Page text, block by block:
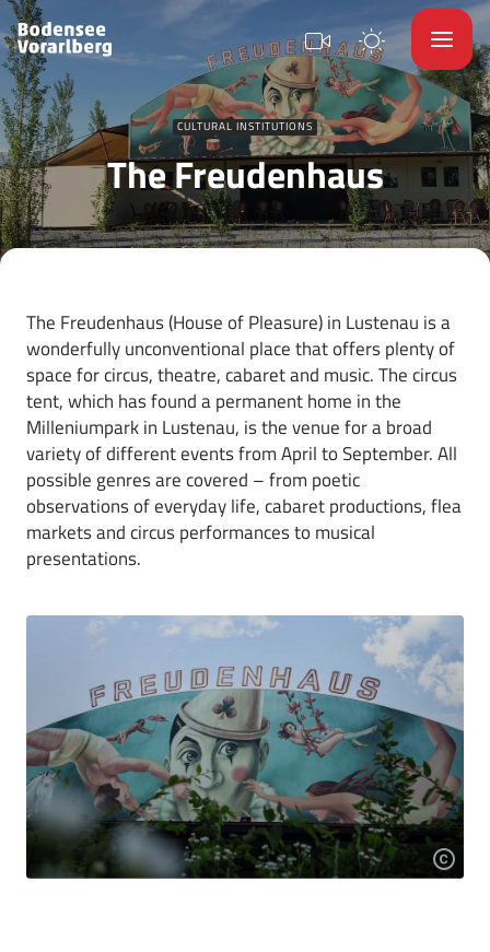
CULTURAL INSTITUTIONS
The Freudenhaus
The Freudenhaus (House of Pleasure) in Lustenau is a
wonderfully unconventional place that offers plenty of
space for circus, theatre, cabaret and music. The circus
tent, which has found a permanent home in the
Milleniumpark in Lustenau, is the venue for a broad
variety of different events from April to September. All
possible genres are covered – from poetic
observations of everyday life, cabaret productions, flea
markets and circus performances to musical
presentations.